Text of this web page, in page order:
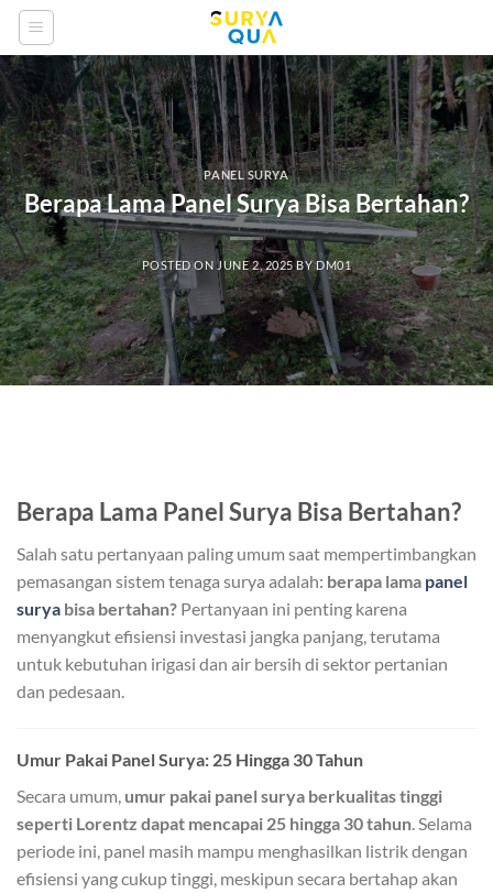
Skip
content
PANEL SURYA
Berapa Lama Panel Surya Bisa Bertahan?
POSTED ONJUNE 2, 2025BYDM01
Berapa Lama Panel Surya Bisa Bertahan?
Salah satu pertanyaan paling umum saat mempertimbangkan
pemasangan sistem tenaga surya adalah: berapa lama panel
surya bisa bertahan? Pertanyaan ini penting karena
menyangkut efisiensi investasi jangka panjang, terutama
untuk kebutuhan irigasi dan air bersih di sektor pertanian
dan pedesaan.
Umur Pakai Panel Surya: 25 Hingga 30 Tahun
Secara umum, umur pakai panel surya berkualitas tinggi
seperti Lorentz dapat mencapai 25 hingga 30 tahun . Selama
periode ini, panel masih mampu menghasilkan listrik dengan
efisiensi yang cukup tinggi, meskipun secara bertahap akan